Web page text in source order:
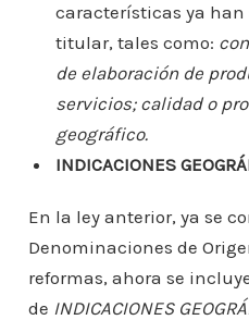
características ya han
titular, tales como:
de elaboración de
servicios; calidad o
geográfico.
INDICACIONES
En la ley anterior, ya se
Denominaciones de
reformas, ahora se
de INDICACIONES